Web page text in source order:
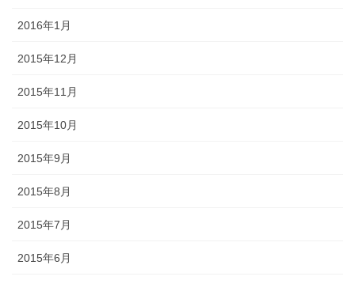
2016年1月
2015年12月
2015年11月
2015年10月
2015年9月
2015年8月
2015年7月
2015年6月